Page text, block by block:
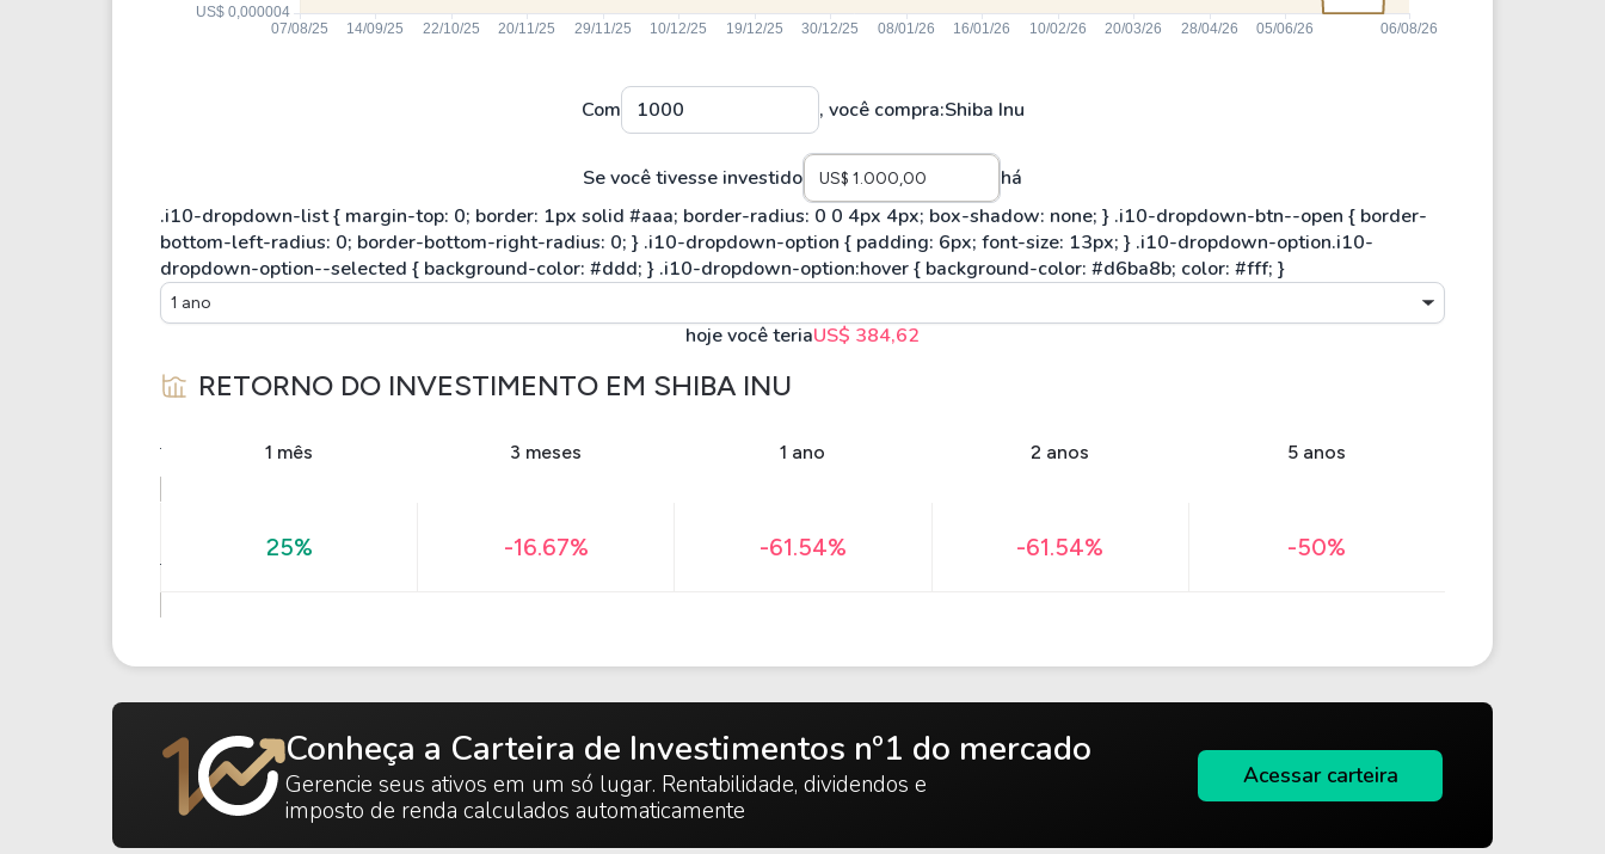
Com , você compra:Shiba Inu
Se você tivesse investido há
1 ano
hoje você teriaUS$ 384,62
RETORNO DO INVESTIMENTO EM SHIBA INU
1 mês 3 meses 1 ano 2 anos 5 anos
25% -16.67% -61.54% -61.54% -50%
Conheça a Carteira de Investimentos nº1 do mercado
Gerencie seus ativos em um só lugar. Rentabilidade, dividendos e
imposto de renda calculados automaticamente
Acessar carteira